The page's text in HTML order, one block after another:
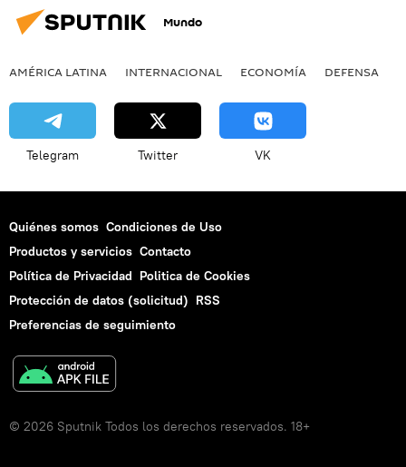
Mundo
AMÉRICA LATINA INTERNACIONAL ECONOMÍA DEFENSA
Telegram Twitter VK
Quiénes somos Condiciones de Uso
Productos y servicios Contacto
Política de Privacidad Politica de Cookies
Protección de datos (solicitud) RSS
Preferencias de seguimiento
© 2026 Sputnik Todos los derechos reservados. 18+